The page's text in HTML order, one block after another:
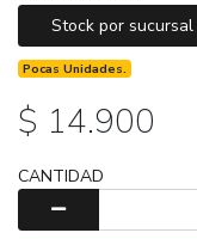
Stock por sucursal
Pocas Unidades.
$ 14.900
CANTIDAD